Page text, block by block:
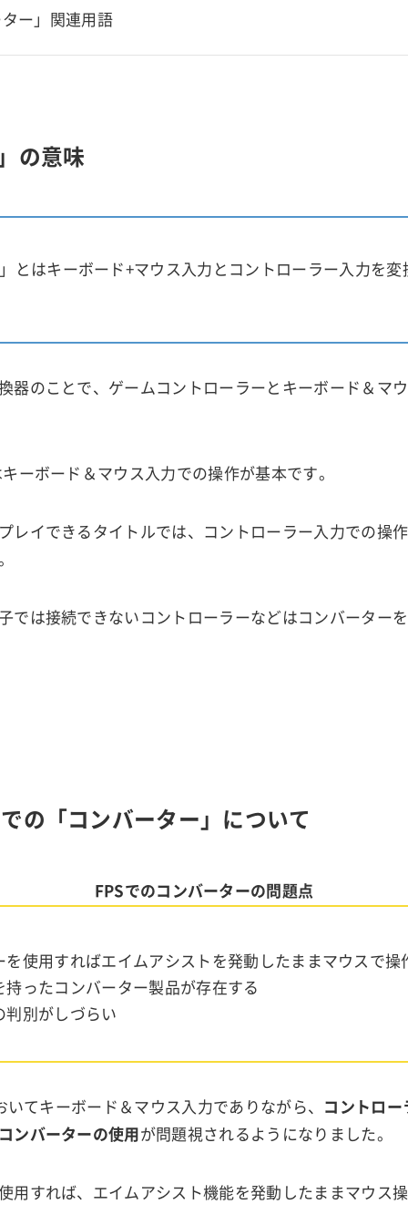
ー」関連用語
の意味
」とはキーボード+マウス入力とコントローラー入力を変
器のことで、ゲームコントローラーとキーボード＆マ
ーボード＆マウス入力での操作が基本です。
レイできるタイトルでは、コントローラー入力での操
では接続できないコントローラーなどはコンバーター
の「コンバーター」について
FPSでのコンバーターの問題点
を使用すればエイムアシストを発動したままマウスで操
持ったコンバーター製品が存在する
判別がしづらい
いてキーボード＆マウス入力でありながら、
コントロー
ンバーターの使用 が問題視されるようになりました。
用すれば、エイムアシスト機能を発動したままマウス